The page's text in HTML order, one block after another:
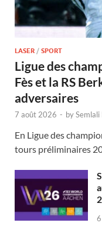
LASER / SPORT
Ligue des
Fès et la RS
adversaires
7 août 2026 - bySemlali
En Ligue des
tours préliminaires